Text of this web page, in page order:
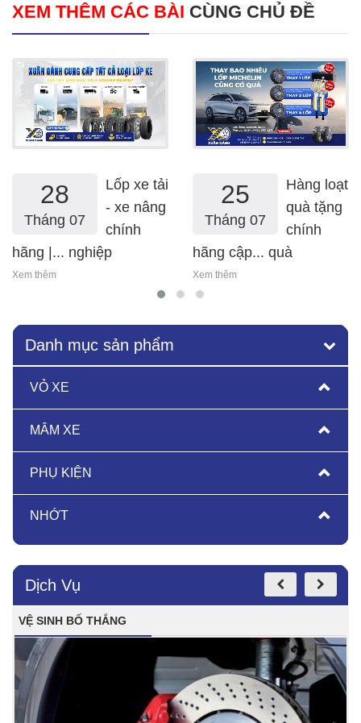
XEM THÊM CÁC BÀI CÙNG CHỦ ĐỀ
28
Tháng 07
lốp xe tải
- xe nâng
chính
hãng |... nghiệp
Xem thêm
25
Tháng 07
hàng loạt
quà tặng
chính
hãng cập... quà
Xem thêm
Danh mục sản phẩm
VỎ XE
MÂM XE
PHỤ KIỆN
NHỚT
Dịch Vụ
VỆ SINH BỐ THẮNG